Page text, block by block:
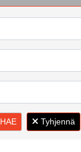
HAE Tyhjennä